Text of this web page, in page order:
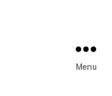
Menu